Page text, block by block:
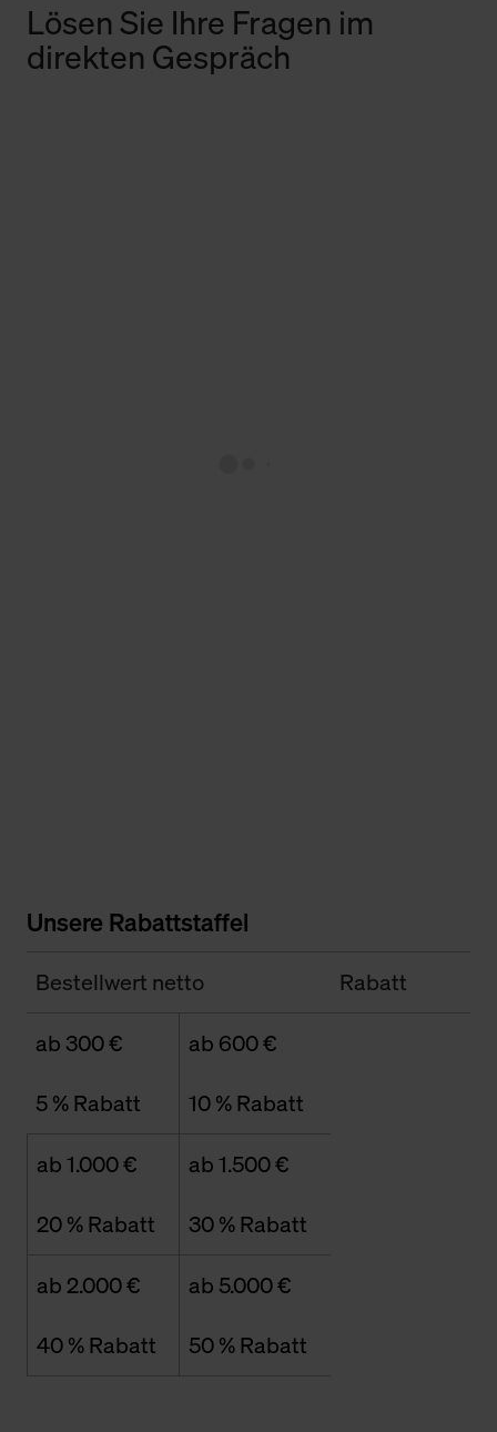
Lösen Sie Ihre Fragen im
direkten Gespräch
Unsere Rabattstaffel
Bestellwert netto Rabatt
ab 300 €
5 % Rabatt
ab 600 €
10 % Rabatt
ab 1.000 €
20 % Rabatt
ab 1.500 €
30 % Rabatt
ab 2.000 €
40 % Rabatt
ab 5.000 €
50 % Rabatt